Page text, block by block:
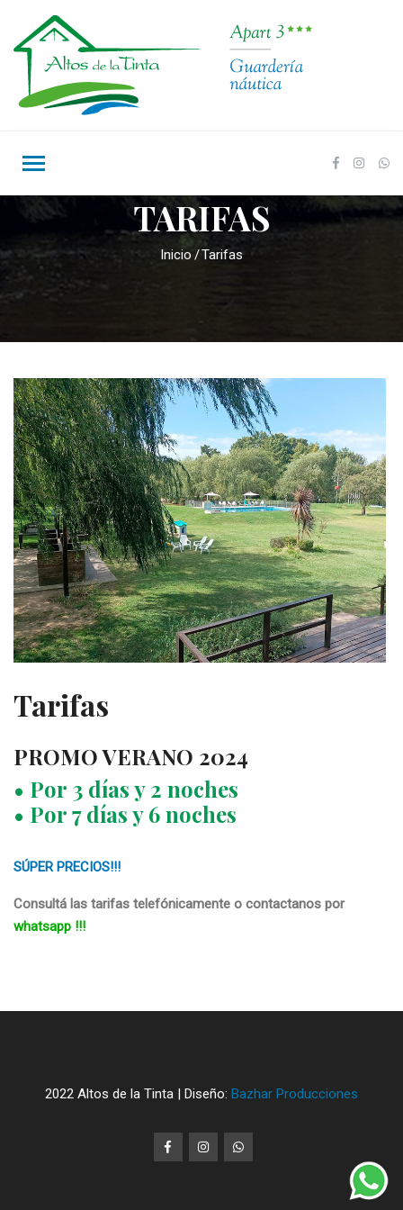
TARIFAS
Inicio Tarifas
Tarifas
PROMO VERANO 2024
• Por 3 días y 2 noches
• Por 7 días y 6 noches
SÚPER PRECIOS!!!
Consultá las tarifas telefónicamente o contactanos por
whatsapp !!!
2022 Altos de la Tinta | Diseño: Bazhar Producciones